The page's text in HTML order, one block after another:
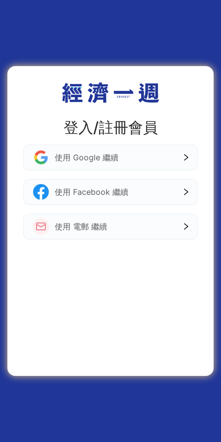
登入/註冊會員
使用 Google 繼續
使用 Facebook 繼續
使用 電郵 繼續